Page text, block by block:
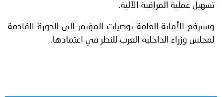
تسهيل عملية المراقبة الآلية.
وسترفع الأمانة العامة توصيات المؤتمر إلى الدورة القادمة
لمجلس وزراء الداخلية العرب للنظر في اعتمادها.